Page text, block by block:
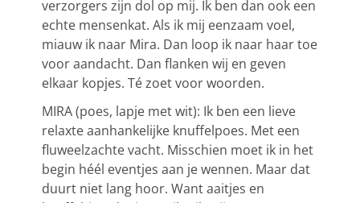
verzorgers zijn dol op mij. Ik ben dan ook een
echte mensenkat. Als ik mij eenzaam voel,
miauw ik naar Mira. Dan loop ik naar haar toe
voor aandacht. Dan flanken wij en geven
elkaar kopjes. Té zoet voor woorden.
MIRA (poes, lapje met wit): Ik ben een lieve
relaxte aanhankelijke knuffelpoes. Met een
fluweelzachte vacht. Misschien moet ik in het
begin héél eventjes aan je wennen. Maar dat
duurt niet lang hoor. Want aaitjes en